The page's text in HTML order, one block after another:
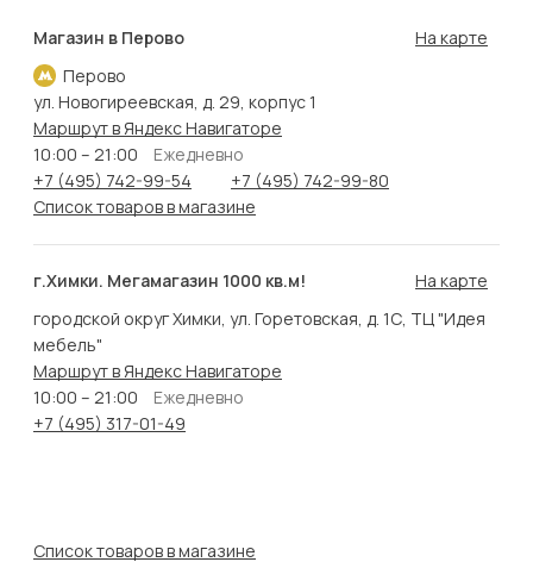
Магазин в Перово
Перово
На карте
ул. Новогиреевская, д. 29, корпус 1
Маршрут в Яндекс Навигаторе
10:00 – 21:00
Ежедневно
+7 (495) 742-99-54
+7 (495) 742-99-80
Список товаров в магазине
г.Химки. Мегамагазин 1000 кв.м!
На карте
городской округ Химки, ул. Горетовская, д. 1С, ТЦ "Идея
мебель"
Маршрут в Яндекс Навигаторе
10:00 – 21:00
Ежедневно
+7 (495) 317-01-49
Список товаров в магазине